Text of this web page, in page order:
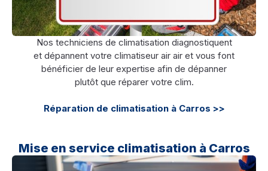
Nos techniciens de climatisation diagnostiquent
et dépannent votre climatiseur air air et vous font
bénéficier de leur expertise afin de dépanner
plutôt que réparer votre clim.
Réparation de climatisation à Carros >>
Mise en service climatisation à Carros